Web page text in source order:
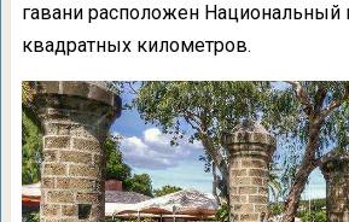
гавани расположен
квадратных километров.